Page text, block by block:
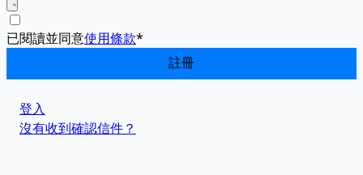
已閱讀並同意使用條款*
登入
沒有收到確認信件？